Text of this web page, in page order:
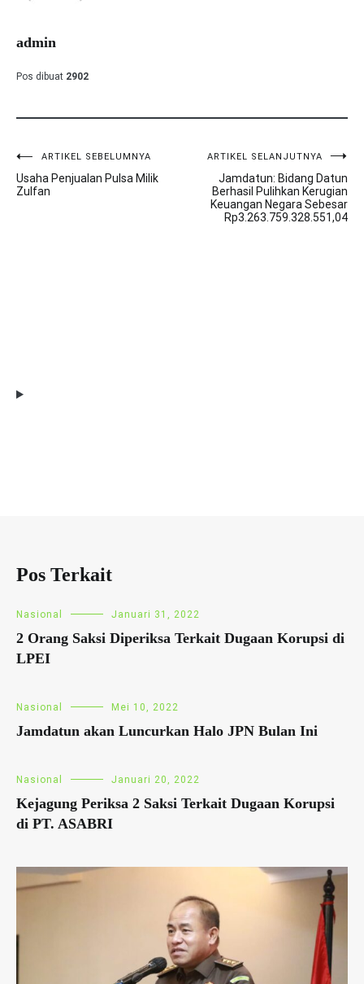
admin
Pos dibuat 2902
Navigasi
pos
ARTIKEL SEBELUMNYA
Usaha Penjualan Pulsa Milik
Zulfan
ARTIKEL SELANJUTNYA
Jamdatun: Bidang Datun
Berhasil Pulihkan Kerugian
Keuangan Negara Sebesar
Rp3.263.759.328.551,04
Pos Terkait
Nasional Januari 31, 2022
2 Orang Saksi Diperiksa Terkait Dugaan Korupsi di
LPEI
Nasional Mei 10, 2022
Jamdatun akan Luncurkan Halo JPN Bulan Ini
Nasional Januari 20, 2022
Kejagung Periksa 2 Saksi Terkait Dugaan Korupsi
di PT. ASABRI